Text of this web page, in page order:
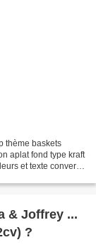
thème baskets
aplat fond type kraft
et texte convers
& Joffrey ...
?